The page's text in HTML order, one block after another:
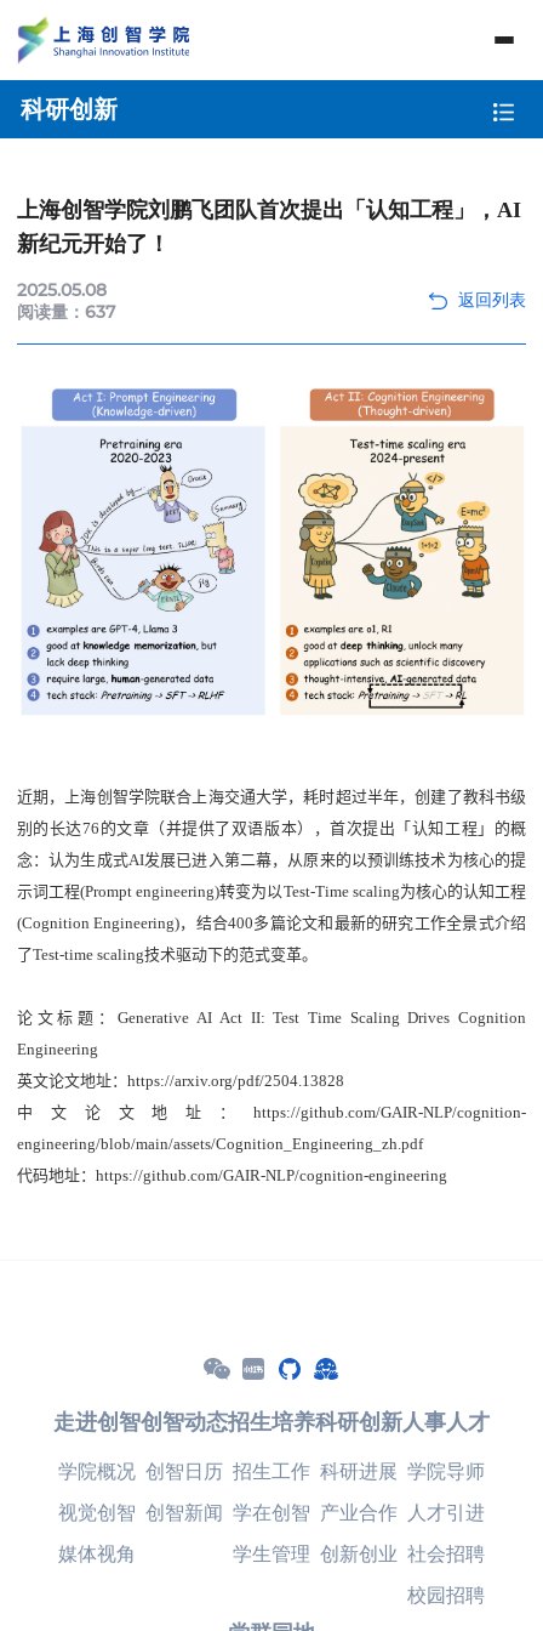
科研创新
上海创智学院刘鹏飞团队首次提出「认知工程」，AI
新纪元开始了！
2025.05.08
阅读量： 637
近期，上海创智学院联合上海交通大学，耗时超过半年，创建了教科书级
别的长达76 的文章（并提供了双语版本），首次提出「认知工程」的概
念：认为生成式AI发展已进入第二幕，从原来的以预训练技术为核心的提
示词工程(Prompt engineering)转变为以Test-Time scaling为核心的认知工程
(Cognition Engineering)，结合400多篇论文和最新的研究工作全景式介绍
了Test-time scaling技术驱动下的范式变革。
论文标题：Generative AI Act II: Test Time Scaling Drives Cognition
Engineering
英文论文地址： https://arxiv.org/pdf/2504.13828
中文论文地址：https://github.com/GAIR-NLP/cognition-
engineering/blob/main/assets/Cognition_Engineering_zh.pdf
代码地址： https://github.com/GAIR-NLP/cognition-engineering
走进创智
学院概况
视觉创智
媒体视角
创智动态
创智日历
创智新闻
招生培养
招生工作
学在创智
学生管理
科研创新
科研进展
产业合作
创新创业
人事人才
学院导师
人才引进
社会招聘
校园招聘